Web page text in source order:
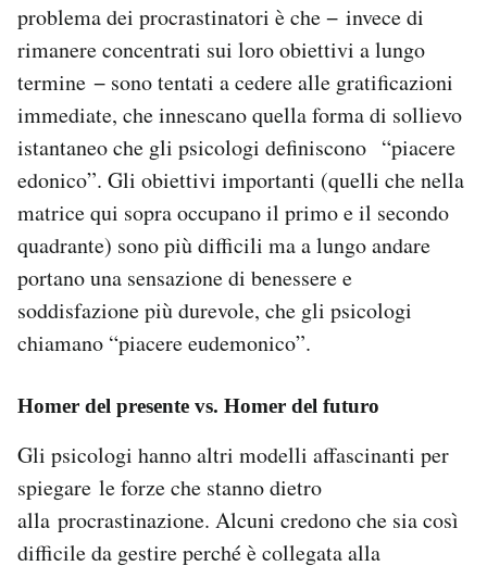
problema dei procrastinatori è che − invece di
rimanere concentrati sui loro obiettivi a lungo
termine − sono tentati a cedere alle gratificazioni
immediate, che innescano quella forma di sollievo
istantaneo che gli psicologi definiscono “piacere
edonico”. Gli obiettivi importanti (quelli che nella
matrice qui sopra occupano il primo e il secondo
quadrante) sono più difficili ma a lungo andare
portano una sensazione di benessere e
soddisfazione più durevole, che gli psicologi
chiamano “piacere eudemonico”.
Homer del presente vs. Homer del futuro
Gli psicologi hanno altri modelli affascinanti per
spiegare le forze che stanno dietro
alla procrastinazione. Alcuni credono che sia così
difficile da gestire perché è collegata alla